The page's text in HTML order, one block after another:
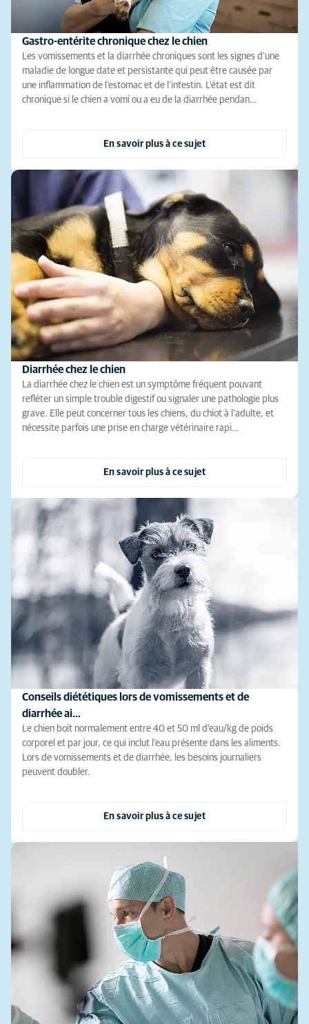
Gastro-entérite chronique chez le chien
Les vomissements et la diarrhée chroniques sont les signes d’une
maladie de longue date et persistante qui peut être causée par
une inflammation de l’estomac et de l’intestin. L’état est dit
chronique si le chien a vomi ou a eu de la diarrhée pendan…
En savoir plus à ce sujet
Diarrhée chez le chien
La diarrhée chez le chien est un symptôme fréquent pouvant
refléter un simple trouble digestif ou signaler une pathologie plus
grave. Elle peut concerner tous les chiens, du chiot à l’adulte, et
nécessite parfois une prise en charge vétérinaire rapi…
En savoir plus à ce sujet
Conseils diététiques lors de vomissements et de
diarrhée ai…
Le chien boit normalement entre 40 et 50 ml d’eau/kg de poids
corporel et par jour, ce qui inclut l’eau présente dans les aliments.
Lors de vomissements et de diarrhée, les besoins journaliers
peuvent doubler.
En savoir plus à ce sujet